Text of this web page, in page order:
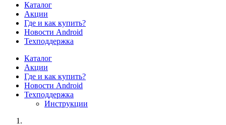
Каталог
Акции
Где и как купить?
Новости Android
Техподдержка
Каталог
Акции
Где и как купить?
Новости Android
Техподдержка
Инструкции